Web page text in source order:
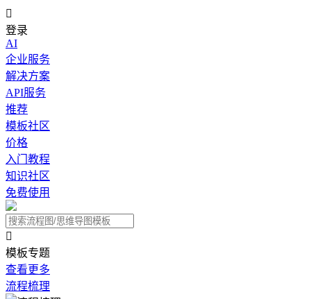

登录
AI
企业服务
解决方案
API服务
推荐
模板社区
价格
入门教程
知识社区
免费使用

模板专题
查看更多
流程梳理